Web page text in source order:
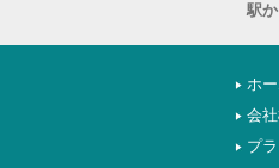
駅
ホ
会
プ